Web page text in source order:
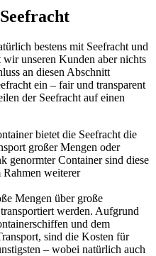
bestens mit Seefracht und
unseren Kunden aber nichts
an diesen Abschnitt
ein – fair und transparent
der Seefracht auf einen
bietet die Seefracht die
großer Mengen oder
genormter Container sind diese
weiterer
Mengen über große
werden. Aufgrund
und dem
sind die Kosten für
– wobei natürlich auch